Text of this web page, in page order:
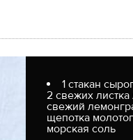
1 стакан
2 свежих листка
свежий
щепотка
морская соль